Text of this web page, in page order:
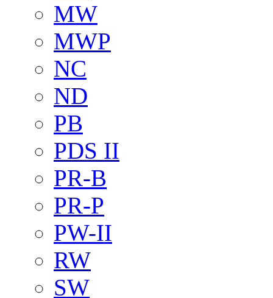
MW
MWP
NC
ND
PB
PDS II
PR-B
PR-P
PW-II
RW
SW